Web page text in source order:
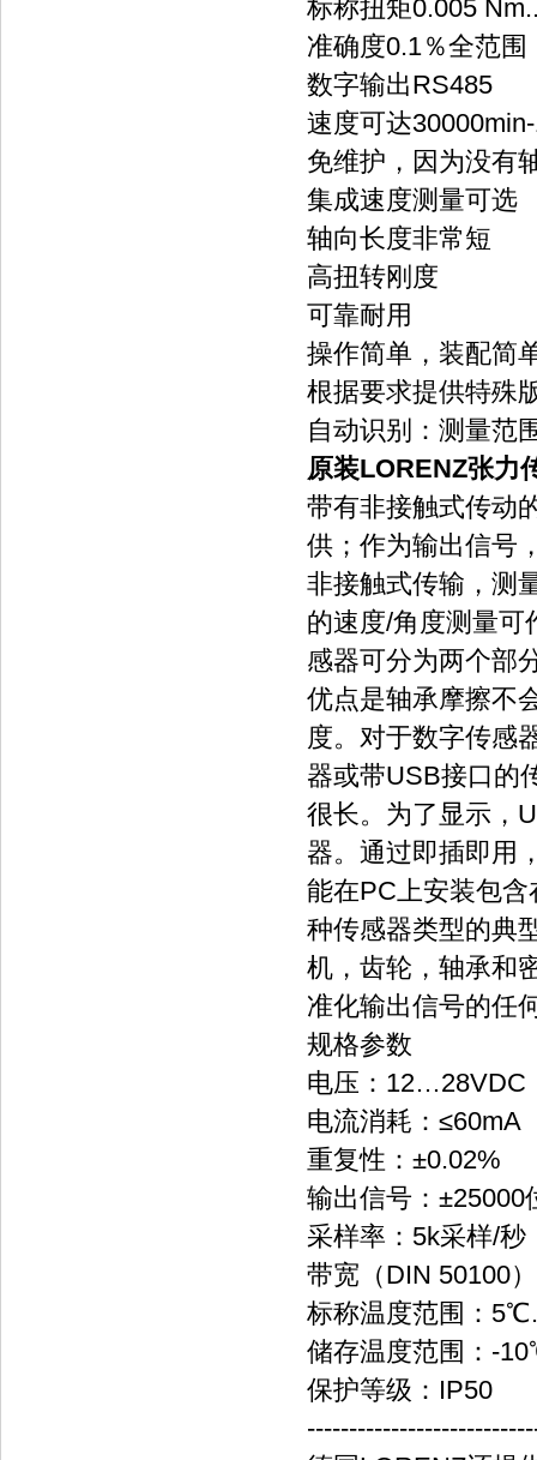
标称扭矩0.005
准确度0.1％全范围
数字输出RS485
速度可达
免维护，因为没有
集成速度测量可选
轴向长度非常短
高扭转刚度
可靠耐用
操作简单，装配简
根据要求提供特殊
自动识别：测量范
原装LORENZ张力
带有非接触式传动
供；作为输出信号
非接触式传输，测
的速度/角度测量可
感器可分为两个部
优点是轴承摩擦不
度。对于数字传感
器或带USB接口的
很长。为了显示，
器。通过即插即用
能在PC上安装包
种传感器类型的典
机，齿轮，轴承和
准化输出信号的任
规格参数
电压：12…28VDC
电流消耗：≤60mA
重复性：±0.02%
输出信号：±25000
采样率：5k采样/秒
带宽（DIN 50100
标称温度范围：
储存温度范围：-
保护等级：IP50